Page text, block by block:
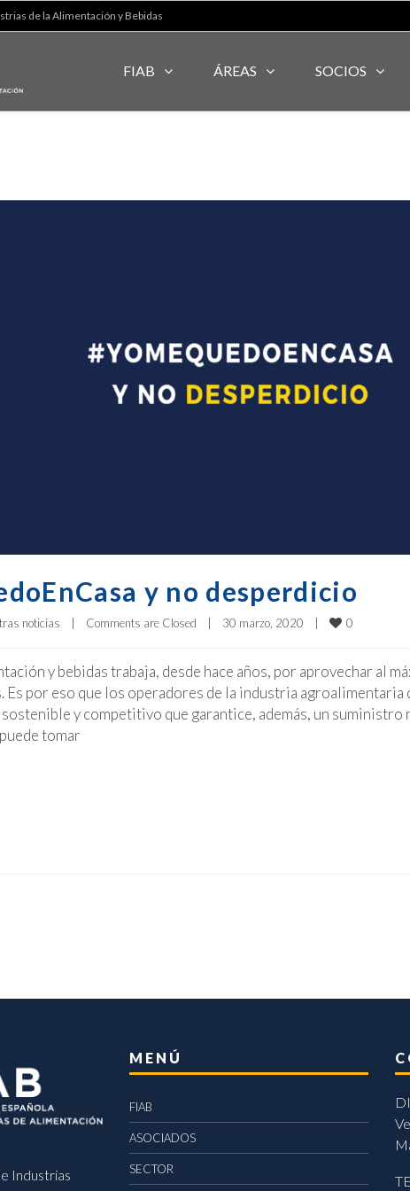
de la Alimentación y Bebidas
FIAB ÁREAS SOCIOS
y no desperdicio
noticias Comments are Closed 30 marzo, 2020 0
y bebidas trabaja, desde hace años, por aprovechar al
Es por eso que los operadores de la industria agroalimentaria
y competitivo que garantice, además, un suministro
tomar
Industrias
MENÚ
FIAB
ASOCIADOS
SECTOR